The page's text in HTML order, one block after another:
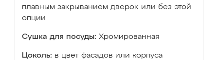
плавным закрыванием дверок или без этой
опции
Сушка для посуды: Хромированная
Цоколь: в цвет фасадов или корпуса